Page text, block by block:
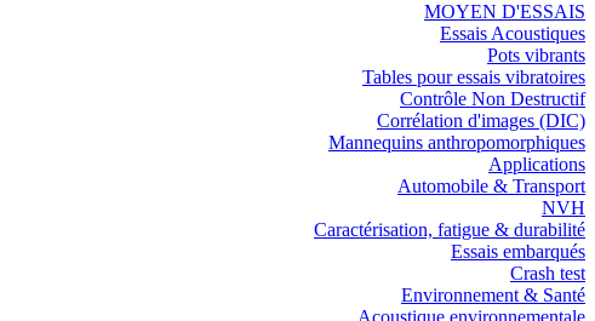
MOYEN D'ESSAIS
Essais Acoustiques
Pots vibrants
Tables pour essais vibratoires
Contrôle Non Destructif
Corrélation d'images (DIC)
Mannequins anthropomorphiques
Applications
Automobile & Transport
NVH
Caractérisation, fatigue & durabilité
Essais embarqués
Crash test
Environnement & Santé
Acoustique environnementale